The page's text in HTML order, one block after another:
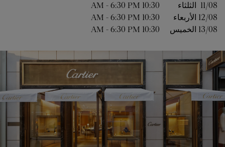
11/08 الثلثاء 10:30 AM
- 6:30 PM
12/08 الأربعاء 10:30 AM
- 6:30 PM
13/08 الخميس 10:30 AM
- 6:30 PM